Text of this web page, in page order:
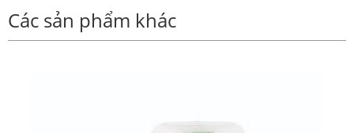
Các sản phẩm khác